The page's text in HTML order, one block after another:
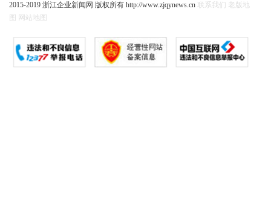
2015-2019 浙江企业新闻网 版权所有 http://www.zjqynews.cn 联系我们
老版地
图
网站地图